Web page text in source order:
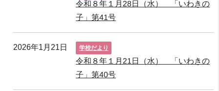
令和８年１月28日（水） 「いわきの
子」第41号
2026年1月21日 学校だより
令和８年１月21日（水） 「いわきの
子」第40号